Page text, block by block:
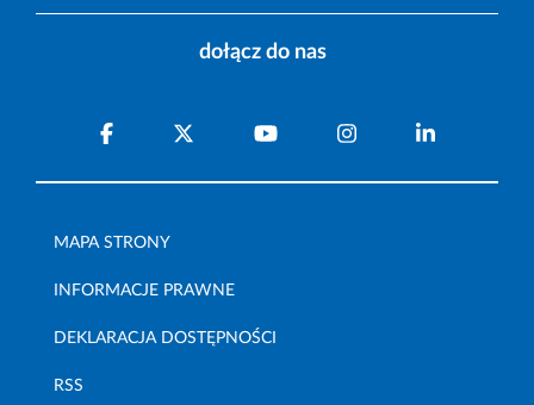
dołącz do nas
MAPA STRONY
INFORMACJE PRAWNE
DEKLARACJA DOSTĘPNOŚCI
RSS